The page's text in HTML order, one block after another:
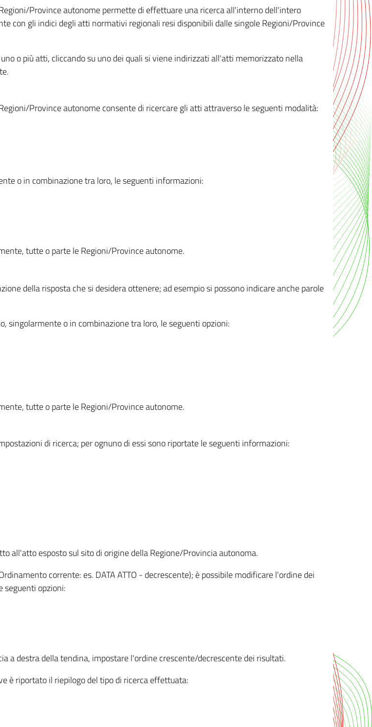
Province autonome permette di effettuare una ricerca all'interno dell'intero
con gli indici degli atti normativi regionali resi disponibili dalle singole Regioni/Province
o più atti, cliccando su uno dei quali si viene indirizzati all'atti memorizzato nella
Province autonome consente di ricercare gli atti attraverso le seguenti modalità:
o in combinazione tra loro, le seguenti informazioni:
tutte o parte le Regioni/Province autonome.
della risposta che si desidera ottenere; ad esempio si possono indicare anche parole
singolarmente o in combinazione tra loro, le seguenti opzioni:
tutte o parte le Regioni/Province autonome.
di ricerca; per ognuno di essi sono riportate le seguenti informazioni:
all'atto esposto sul sito di origine della Regione/Provincia autonoma.
corrente: es. DATA ATTO - decrescente); è possibile modificare l'ordine dei
seguenti opzioni:
a destra della tendina, impostare l'ordine crescente/decrescente dei risultati.
è riportato il riepilogo del tipo di ricerca effettuata: